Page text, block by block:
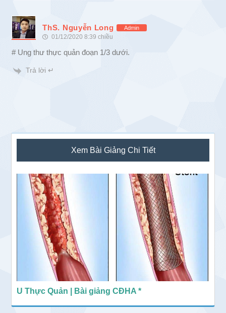
ThS. Nguyễn Long Admin
01/12/2020 8:39 chiều
# Ung thư thực quản đoạn 1/3 dưới.
Trả lời ↵
Sidebar
chính
Xem Bài Giảng Chi Tiết
U Thực Quản | Bài giảng CĐHA *